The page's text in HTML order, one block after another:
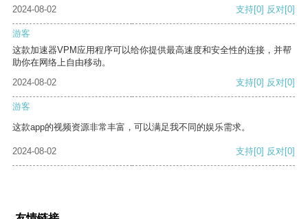
2024-08-02
支持[0] 反对[0]
游客
这款加速器VPM应用程序可以给你提供最高速度和安全性的连接，并帮
助你在网络上自由移动。
2024-08-02
支持[0] 反对[0]
游客
这款app的视频资源非常丰富，可以满足我不同的娱乐需求。
2024-08-02 支持[0] 反对[0]